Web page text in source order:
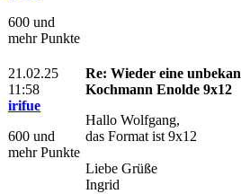
600 und
mehr Punkte
21.02.25
11:58
irifue
600 und
mehr Punkte
Re: Wieder eine
Kochmann Enolde 9x12
Hallo Wolfgang,
das Format ist 9x12
Liebe Grüße
Ingrid